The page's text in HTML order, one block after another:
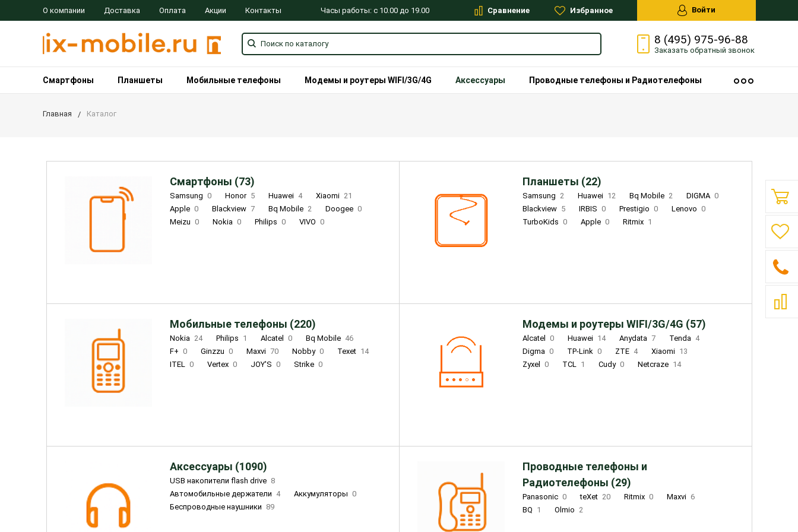
О компании Доставка Оплата Акции Контакты Часы работы: с 10.00 до 19.00 Сравнение Избранное Войти
8 (495) 975-96-88
Заказать обратный звонок
Смартфоны Планшеты Мобильные телефоны Модемы и роутеры WIFI/3G/4G Аксессуары Проводные телефоны и Радиотелефоны
Главная Каталог
Смартфоны (73)
Samsung 0 Honor 5 Huawei 4 Xiaomi 21
Apple 0 Blackview 7 Bq Mobile 2 Doogee 0
Meizu 0 Nokia 0 Philips 0 VIVO 0
Планшеты (22)
Samsung 2 Huawei 12 Bq Mobile 2 DIGMA 0
Blackview 5 IRBIS 0 Prestigio 0 Lenovo 0
TurboKids 0 Apple 0 Ritmix 1
Мобильные телефоны (220)
Nokia 24 Philips 1 Alcatel 0 Bq Mobile 46
F+ 0 Ginzzu 0 Maxvi 70 Nobby 0 Texet 14
ITEL 0 Vertex 0 JOY'S 0 Strike 0
Модемы и роутеры WIFI/3G/4G (57)
Alcatel 0 Huawei 14 Anydata 7 Tenda 4
Digma 0 TP-Link 0 ZTE 4 Xiaomi 13
Zyxel
0 TCL 1 Cudy 0 Netcraze 14
Аксессуары (1090)
USB накопители flash drive 8
Автомобильные держатели 4 Аккумуляторы 0
Беспроводные наушники 89
Проводные телефоны и
Радиотелефоны (29)
Panasonic 0 teXet 20 Ritmix 0 Maxvi 6
BQ 1 Olmio 2